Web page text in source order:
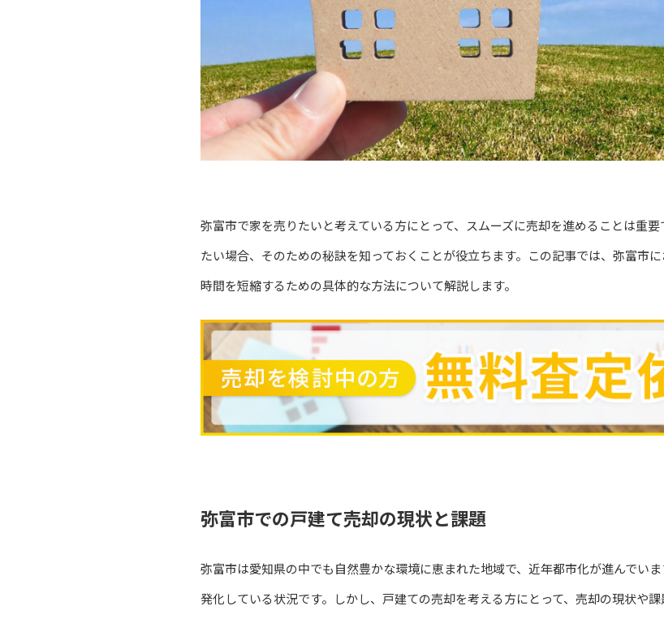
弥富市で家を売りたいと考えている方にとって、スムーズに売却を進めることは重
たい場合、そのための秘訣を知っておくことが役立ちます。この記事では、弥富市
時間を短縮するための具体的な方法について解説します。
弥富市での戸建て売却の現状と課題
弥富市は愛知県の中でも自然豊かな環境に恵まれた地域で、近年都市化が進んでい
発化している状況です。しかし、戸建ての売却を考える方にとって、売却の現状や